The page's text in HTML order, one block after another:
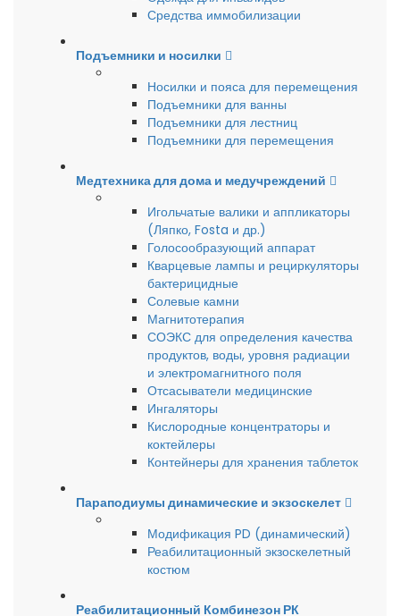
Средства иммобилизации
Подъемники и носилки
Носилки и пояса для перемещения
Подъемники для ванны
Подъемники для лестниц
Подъемники для перемещения
Медтехника для дома и медучреждений
Игольчатые валики и аппликаторы
(Ляпко, Fosta и др.)
Голосообразующий аппарат
Кварцевые лампы и рециркуляторы
бактерицидные
Солевые камни
Магнитотерапия
СОЭКС для определения качества
продуктов, воды, уровня радиации
и электромагнитного поля
Отсасыватели медицинские
Ингаляторы
Кислородные концентраторы и
коктейлеры
Контейнеры для хранения таблеток
Параподиумы динамические и экзоскелет
Модификация PD (динамический)
Реабилитационный экзоскелетный
костюм
Реабилитационный Комбинезон РК